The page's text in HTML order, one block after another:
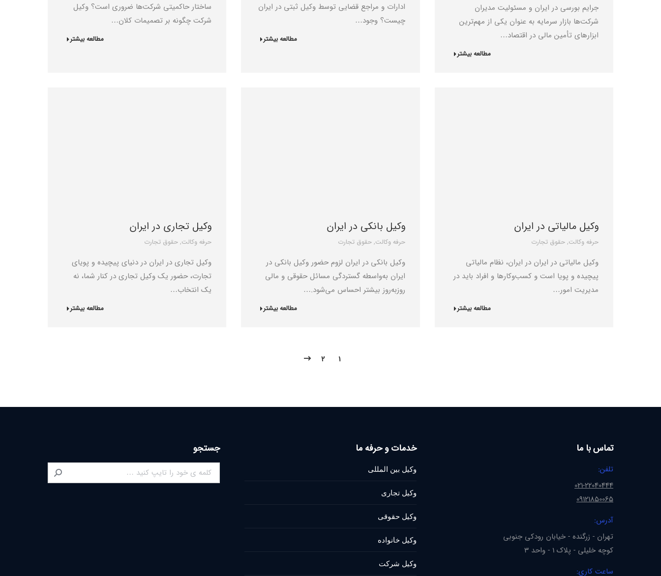
جرایم بورسی در ایران و مسئولیت مدیران
شرکت‌ها بازار سرمایه به عنوان یکی از مهم‌ترین
ابزارهای تأمین مالی در اقتصاد…
مطالعه بیشتر
ادارات و مراجع قضایی توسط وکیل ثبتی در ایران
چیست؟ وجود…
مطالعه بیشتر
ساختار حاکمیتی شرکت‌ها ضروری است؟ وکیل
شرکت چگونه بر تصمیمات کلان…
مطالعه بیشتر
وکیل مالیاتی در ایران
حرفه وکالت,حقوق تجارت
وکیل مالیاتی در ایران در ایران، نظام مالیاتی
پیچیده و پویا است و کسب‌وکارها و افراد باید در
مدیریت امور…
مطالعه بیشتر
وکیل بانکی در ایران
حرفه وکالت,حقوق تجارت
وکیل بانکی در ایران لزوم حضور وکیل بانکی در
ایران به‌واسطه گستردگی مسائل حقوقی و مالی
روزبه‌روز بیشتر احساس می‌شود.…
مطالعه بیشتر
وکیل تجاری در ایران
حرفه وکالت,حقوق تجارت
وکیل تجاری در ایران در دنیای پیچیده و پویای
تجارت، حضور یک وکیل تجاری در کنار شما، نه
یک انتخاب…
مطالعه بیشتر
1
2
تماس با ما
تلفن:
021-22040444
09121850065
آدرس:
تهران - زرگنده - خیابان رودکی جنوبی
کوچه خلیلی - پلاک 1 - واحد 3
ساعت کاری:
خدمات و حرفه ما
وکیل بین المللی
وکیل تجاری
وکیل حقوقی
وکیل خانواده
وکیل شرکت
جستجو
Search: